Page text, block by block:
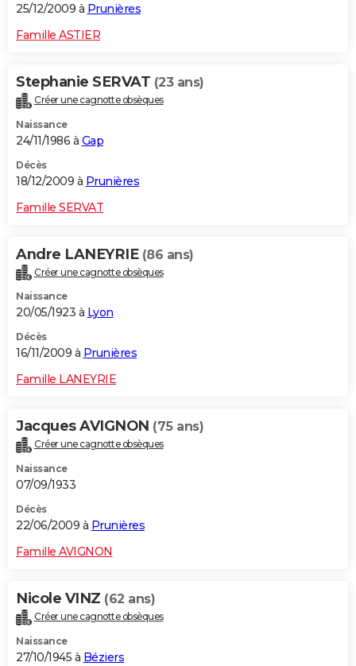
25/12/2009 à Prunières
Famille ASTIER
Stephanie SERVAT (23 ans)
Créer une cagnotte obsèques
Naissance
24/11/1986 à Gap
Décès
18/12/2009 à Prunières
Famille SERVAT
Andre LANEYRIE (86 ans)
Créer une cagnotte obsèques
Naissance
20/05/1923 à Lyon
Décès
16/11/2009 à Prunières
Famille LANEYRIE
Jacques AVIGNON (75 ans)
Créer une cagnotte obsèques
Naissance
07/09/1933
Décès
22/06/2009 à Prunières
Famille AVIGNON
Nicole VINZ (62 ans)
Créer une cagnotte obsèques
Naissance
27/10/1945 à Béziers